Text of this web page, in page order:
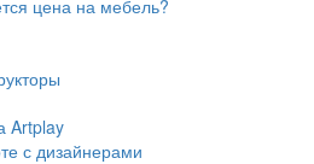
цена на мебель?
Artplay
с дизайнерами